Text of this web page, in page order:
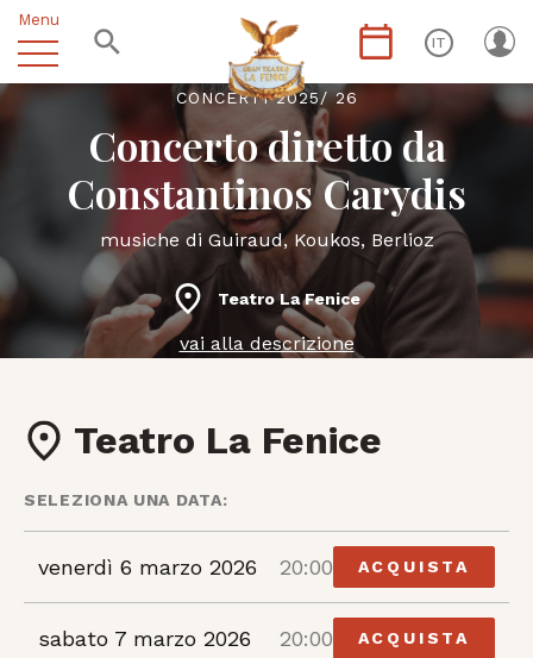
Menu
IT
CONCERTI 2025/ 26
Concerto diretto da
Constantinos Carydis
musiche di Guiraud, Koukos, Berlioz
Teatro La Fenice
vai alla descrizione
Teatro La Fenice
SELEZIONA UNA DATA:
venerdì 6 marzo 2026 20:00 ACQUISTA
sabato 7 marzo 2026 20:00 ACQUISTA